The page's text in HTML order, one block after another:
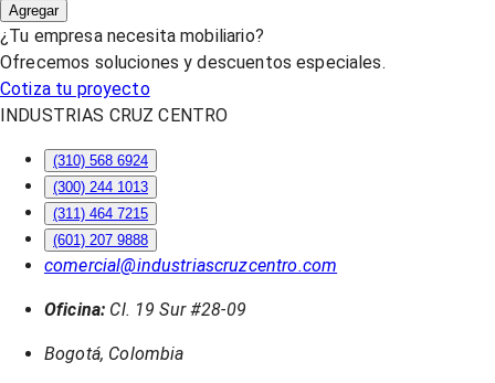
Agregar
¿Tu empresa necesita mobiliario?
Ofrecemos soluciones y descuentos especiales.
Cotiza tu proyecto
INDUSTRIAS CRUZ CENTRO
(310) 568 6924
(300) 244 1013
(311) 464 7215
(601) 207 9888
comercial@industriascruzcentro.com
Oficina: Cl. 19 Sur #28-09
Bogotá, Colombia